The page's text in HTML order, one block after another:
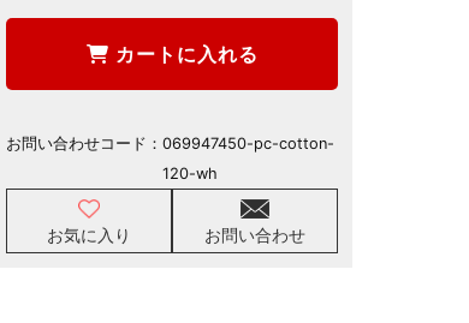
カートに入れる
お気に入り お問い合わせ
お問い合わせコード： 069947450-pc-cotton-
120-wh